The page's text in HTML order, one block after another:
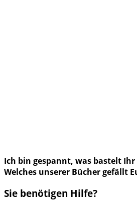
Ich bin gespannt, was bastelt
Welches unserer Bücher gefällt
Sie benötigen Hilfe?